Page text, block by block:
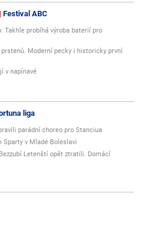
Festival ABC
Takhle probíhá výroba baterií pro
Moderní pecky i historicky první
v napínavé
liga
parádní choreo pro Stanciua
Sparty v Mladé Boleslavi
Letenští opět ztratili. Domácí